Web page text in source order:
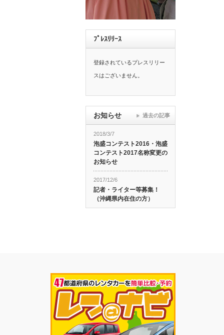
ﾌﾟﾚｽﾘﾘｰｽ
登録されているプレスリリー
スはございません。
お知らせ
2018/3/7
泡盛コンテスト2016・泡盛
コンテスト2017名称変更の
お知らせ
2017/12/6
記者・ライター等募集！
（沖縄県内在住の方）
過去の記事